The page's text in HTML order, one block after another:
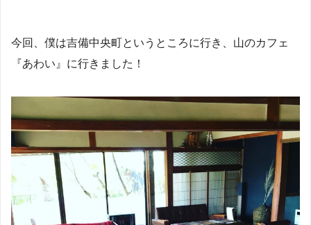
今回、僕は吉備中央町というところに行き、山のカフェ
『あわい』に行きました！